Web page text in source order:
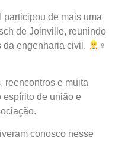
participou de mais uma
de Joinville, reunindo
da engenharia civil.
‍♀
reencontros e muita
de união e
conosco nesse